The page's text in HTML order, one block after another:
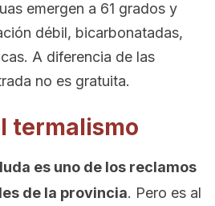
emergen a 61 grados y
débil, bicarbonatadas,
A diferencia de las
no es gratuita.
termalismo
es uno de los reclamos
de la provincia. Pero es al